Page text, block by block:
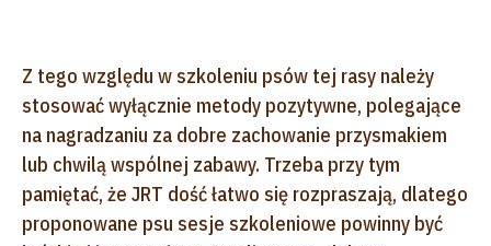
Z tego względu w szkoleniu psów tej rasy należy
stosować wyłącznie metody pozytywne, polegające
na nagradzaniu za dobre zachowanie przysmakiem
lub chwilą wspólnej zabawy. Trzeba przy tym
pamiętać, że JRT dość łatwo się rozpraszają, dlatego
proponowane psu sesje szkoleniowe powinny być